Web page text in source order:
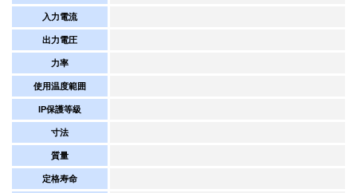
入力電流
出力電圧
力率
使用温度範囲
IP保護等級
寸法
質量
定格寿命